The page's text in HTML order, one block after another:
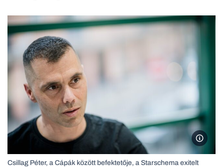
Csillag Péter, a Cápák között befektetője, a Starschema exitelt